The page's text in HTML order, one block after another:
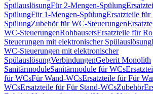
SpülauslösungFür 2-Mengen-Spülung
SpülungFür 1-Mengen-SpülungErsatzteile
SpülungZubehör für WC-Steuerungen
WC-SteuerungenRohbausetsErsatzteile für
Steuerungen mit elektronischer Spülauslösung
WC-Steuerungen mit elektronischer
SpülauslösungVerbindungenGeberit Monolith
SanitärmoduleSanitärmodule für WCs
für WCsFür Wand-WCsErsatzteile für Für
WCsErsatzteile für Für Stand-WCsZubehör